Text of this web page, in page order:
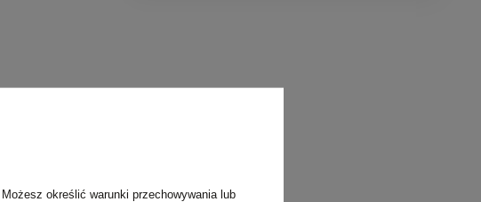
. Możesz określić warunki przechowywania lub